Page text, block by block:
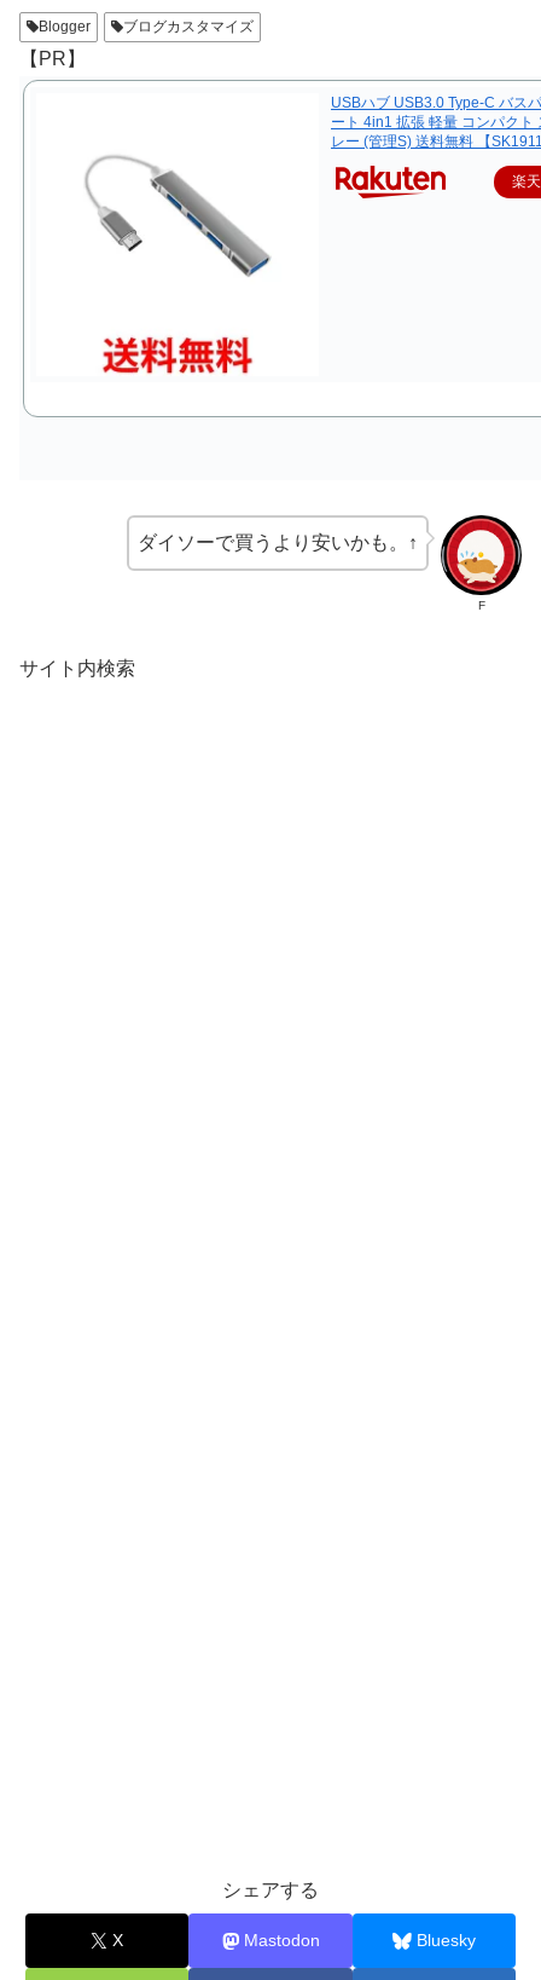
Blogger ブログカスタマイズ
【PR】
USBハブ USB3.0 Type-C バス
ート 4in1 拡張 軽量 コンパクト
レー (管理S) 送料無料 【
楽
F
ダイソーで買うより安いかも。↑
サイト内検索
シェアする
X Mastodon Bluesky